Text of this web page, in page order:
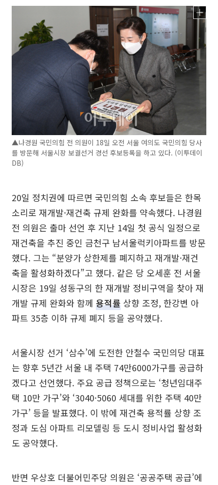
▲나경원 국민의힘 전 의원이 18일 오전 서울 여의도 국민의힘 당사
를 방문해 서울시장 보궐선거 경선 후보등록을 하고 있다. (이투데이
DB)
20일 정치권에 따르면 국민의힘 소속 후보들은 한목
소리로 재개발·재건축 규제 완화를 약속했다. 나경원
전 의원은 출마 선언 후 지난 14일 첫 공식 일정으로
재건축을 추진 중인 금천구 남서울럭키아파트를 방문
했다. 그는 “분양가 상한제를 폐지하고 재개발·재건
축을 활성화하겠다”고 했다. 같은 당 오세훈 전 서울
시장은 19일 성동구의 한 재개발 정비구역을 찾아 재
개발 규제 완화와 함께 용적률 상향 조정, 한강변 아
파트 35층 이하 규제 폐지 등을 공약했다.
서울시장 선거 ‘삼수’에 도전한 안철수 국민의당 대표
는 향후 5년간 서울 내 주택 74만6000가구를 공급하
겠다고 선언했다. 주요 공급 정책으로는 ‘청년임대주
택 10만 가구’와 ‘3040·5060 세대를 위한 주택 40만
가구’ 등을 발표했다. 이 밖에 재건축 용적률 상향 조
정과 도심 아파트 리모델링 등 도시 정비사업 활성화
도 공약했다.
반면 우상호 더불어민주당 의원은 ‘공공주택 공급’에